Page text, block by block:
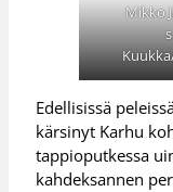
Mikko
Edellisissä
kärsinyt Karhu
tappioputkessa
kahdeksannen